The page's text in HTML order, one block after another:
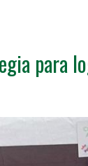
para